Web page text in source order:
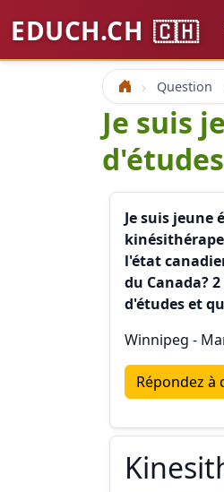
EDUCH.CH 🇨🇭
Accueil Question
Je suis
Je suis jeune
l'état
du Canada?
d'études et
Winnipeg -
Répondez à